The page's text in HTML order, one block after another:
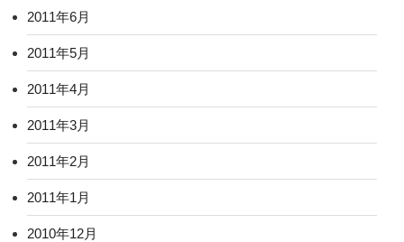
2011年6月
2011年5月
2011年4月
2011年3月
2011年2月
2011年1月
2010年12月